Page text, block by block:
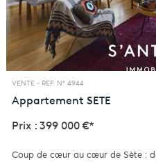
VENTE - REF. N° 4944
Appartement SETE
Prix : 399 000 €*
Coup de cœur au cœur de Sète :